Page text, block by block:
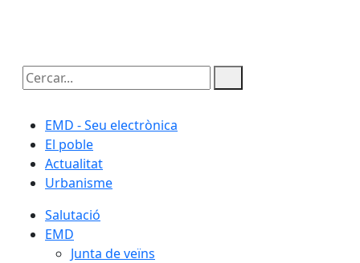
Cercar:
EMD - Seu electrònica
El poble
Actualitat
Urbanisme
Salutació
EMD
Junta de veïns